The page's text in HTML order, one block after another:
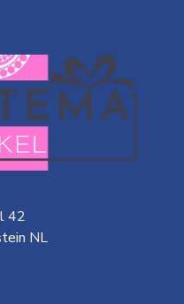
42
NL